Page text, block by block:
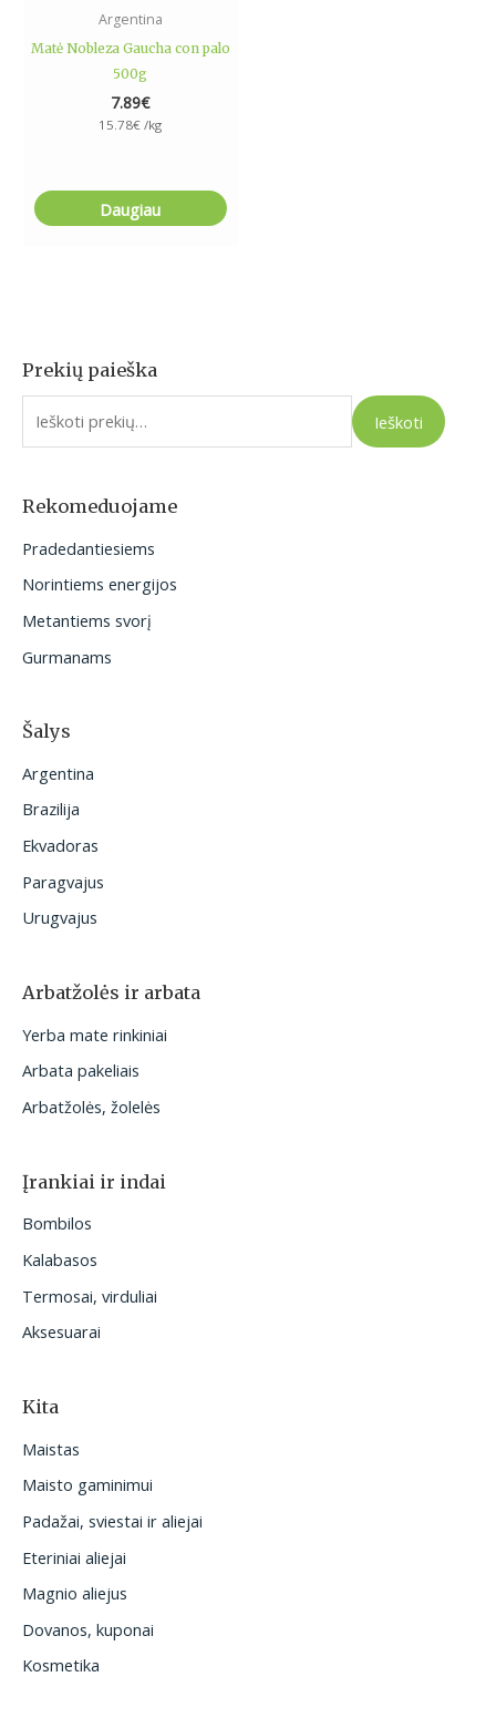
Prekių paieška
I
e
o
:
Ieškoti
Rekomeduojame
Pradedantiesiems
Norintiems energijos
Metantiems svorį
Gurmanams
Šalys
Argentina
Brazilija
Ekvadoras
Paragvajus
Urugvajus
Arbatžolės ir arbata
Yerba mate rinkiniai
Arbata pakeliais
Arbatžolės, žolelės
Įrankiai ir indai
Bombilos
Kalabasos
Termosai, virduliai
Aksesuarai
Kita
Maistas
Maisto gaminimui
Padažai, sviestai ir aliejai
Eteriniai aliejai
Magnio aliejus
Dovanos, kuponai
Kosmetika
Argentina
Matė Nobleza Gaucha con palo
500g
7.89€
15.78€ /kg
Daugiau